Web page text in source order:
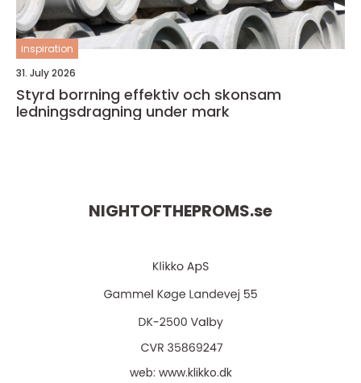
inspiration
31. July 2026
Styrd borrning effektiv och skonsam
ledningsdragning under mark
NIGHTOFTHEPROMS.se
web: www.klikko.dk